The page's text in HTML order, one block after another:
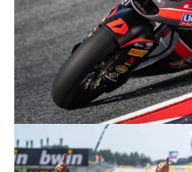
© R. Lekl